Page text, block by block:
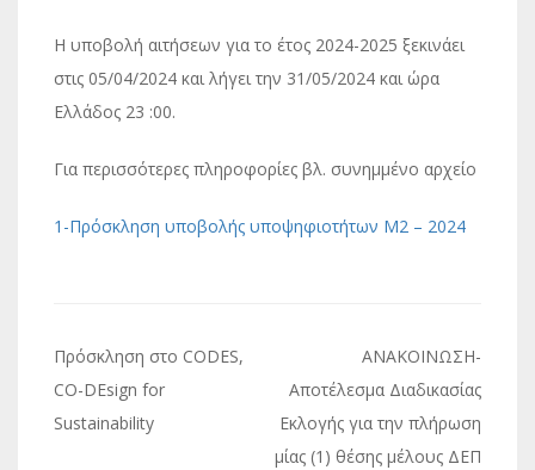
Η υποβολή αιτήσεων για το έτος 2024-2025 ξεκινάει
στις 05/04/2024 και λήγει την 31/05/2024 και ώρα
Ελλάδος 23 :00.
Για περισσότερες πληροφορίες βλ. συνημμένο αρχείο
1-Πρόσκληση υποβολής υποψηφιοτήτων Μ2 – 2024
Πλοήγηση
άρθρων
Πρόσκληση στο CODES,
CO-DEsign for
Sustainability
ΑΝΑΚΟΙΝΩΣΗ-
Αποτέλεσμα Διαδικασίας
Εκλογής για την πλήρωση
μίας (1) θέσης μέλους ΔΕΠ